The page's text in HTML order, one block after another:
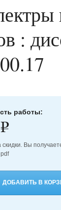
:
работы:
e
скидки. Вы
ДОБАВИТЬ В